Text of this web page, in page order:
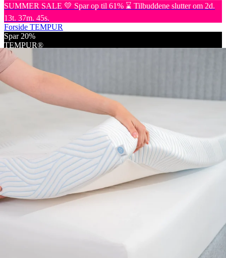
SUMMER SALE 💛 Spar op til 61% ⌛ Tilbuddene slutter om 2d.
13t. 37m. 45s.
Forside TEMPUR
Spar 20%
TEMPUR®
TRYKAFLASTENDE
Tempur - Pro Plus SC
Topmadras - Dobbelt
TEMPUR® Pro Plus SmartCool er en exceptionel, 8 cm høj
topmadras, der giver fremragende, kropstilpasset støtte,
temperaturregulering og trykaflastning.
Læs mere
Nu 14.299,-
17.999,-
Spar: 3.700,-
Kun2d. 11t. 37m. 45s.tilbage
Størrelse (cm)